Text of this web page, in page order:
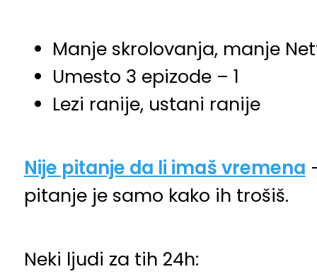
Manje skrolovanja, manje
Umesto 3 epizode – 1
Lezi ranije, ustani ranije
Nije pitanje da li imaš vremena
pitanje je samo kako ih trošiš.
Neki ljudi za tih 24h: